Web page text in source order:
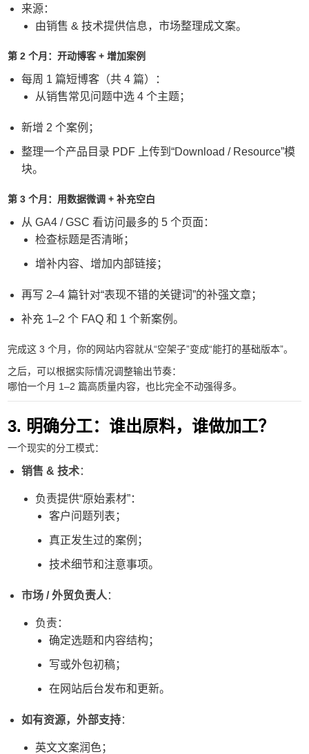
来源：
由销售 & 技术提供信息，市场整理成文案。
第 2 个月：开动博客 + 增加案例
每周 1 篇短博客（共 4 篇）：
从销售常见问题中选 4 个主题；
新增 2 个案例；
整理一个产品目录 PDF 上传到“Download / Resource”模
块。
第 3 个月：用数据微调 + 补充空白
从 GA4 / GSC 看访问最多的 5 个页面：
检查标题是否清晰；
增补内容、增加内部链接；
再写 2–4 篇针对“表现不错的关键词”的补强文章；
补充 1–2 个 FAQ 和 1 个新案例。
完成这 3 个月，你的网站内容就从“空架子”变成“能打的基础版本”。
之后，可以根据实际情况调整输出节奏：
哪怕一个月 1–2 篇高质量内容，也比完全不动强得多。
3. 明确分工：谁出原料，谁做加工？
一个现实的分工模式：
销售 & 技术：
负责提供“原始素材”：
客户问题列表；
真正发生过的案例；
技术细节和注意事项。
市场 / 外贸负责人 ：
负责：
确定选题和内容结构；
写或外包初稿；
在网站后台发布和更新。
如有资源，外部支持：
英文文案润色；